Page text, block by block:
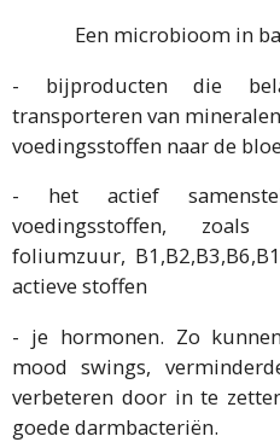
Een microbioom in
- bijproducten die
transporteren van
voedingsstoffen naar de
- het actief
voedingsstoffen, zoals
foliumzuur,
actieve stoffen
- je hormonen. Zo
mood swings,
verbeteren door in te
goede darmbacteriën.